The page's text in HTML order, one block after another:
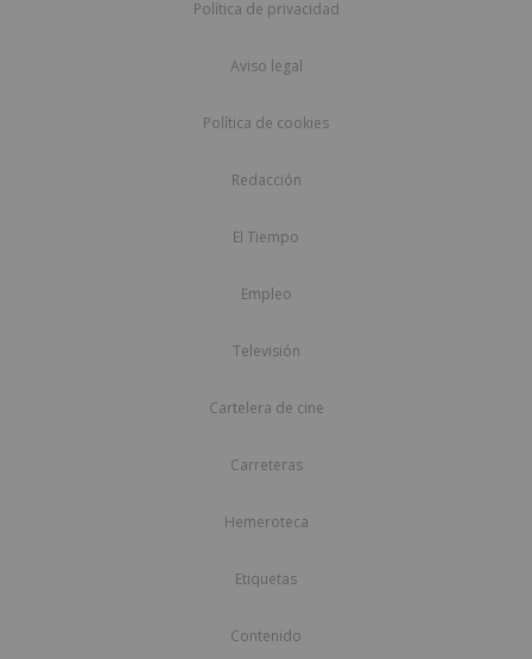
Política de privacidad
Aviso legal
Política de cookies
Redacción
El Tiempo
Empleo
Televisión
Cartelera de cine
Carreteras
Hemeroteca
Etiquetas
Contenido